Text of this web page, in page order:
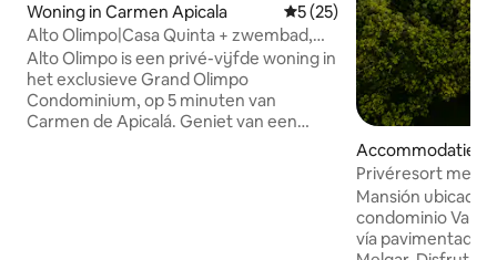
Woning in Carmen Apicala Gemiddelde beoordeling
5 (25)
Alto Olimpo|Casa Quinta + zwembad,
jacuzzi en biljart
Alto Olimpo is een privé-vijfde woning in
het exclusieve Grand Olimpo
Condominium, op 5 minuten van
Carmen de Apicalá. Geniet van een
Accommodatie
Privéresort met
Melgar
Mansión ubicada
condominio Valle
vía pavimentada